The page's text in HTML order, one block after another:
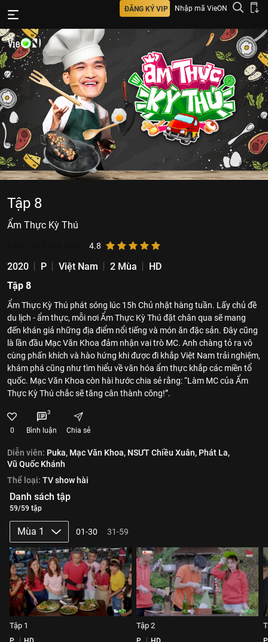
ĐĂNG KÝ VIP Nhập mã VieON
Tập 8
Ẩm Thực Kỳ Thú
4.8
2020 P Việt Nam 2 Mùa
HD
Tập 8
Ẩm Thực Kỳ Thú phát sóng lúc 15h Chủ nhật hàng tuần. Lấy chủ đề
du lịch - ẩm thực, mỗi nơi Ẩm Thực Kỳ Thú đặt chân qua sẽ mang
đến khán giả những địa điểm nổi tiếng và món ăn đặc sản. Đây cũng
là lần đầu Mạc Văn Khoa đảm nhận vai trò MC. Anh chàng tỏ ra vô
cùng phấn khích và hào hứng khi được đi khắp Việt Nam trải nghiệm,
khám phá cũng như tìm hiểu về văn hóa ẩm thực khắp các miền tổ
quốc. Mạc Văn Khoa còn hài hước chia sẻ rằng: “Làm MC của Ẩm
Thực Kỳ Thú chắc sẽ tăng cân thành công!”.
0
3
Bình luận Chia sẻ
Diễn viên: Puka, Mạc Văn Khoa, NSƯT Chiều Xuân, Phát La,
Vũ Quốc Khánh
Thể loại: TV show hài
Danh sách tập
59/59 tập
Mùa 1 01-30 31-59
Tập 1 Tập 2